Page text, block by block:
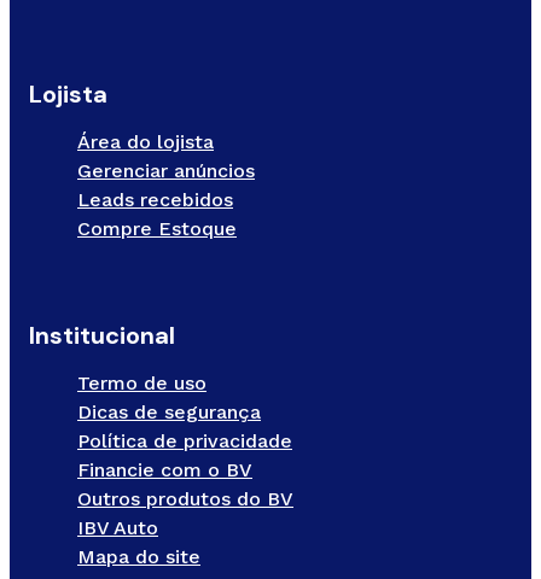
Lojista
Área do lojista
Gerenciar anúncios
Leads recebidos
Compre Estoque
Institucional
Termo de uso
Dicas de segurança
Política de privacidade
Financie com o BV
Outros produtos do BV
IBV Auto
Mapa do site